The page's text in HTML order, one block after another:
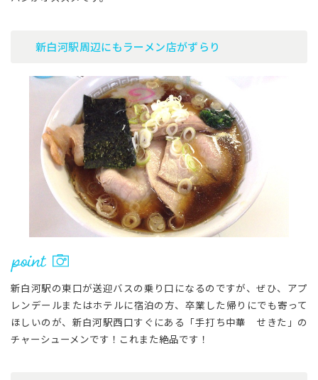
新白河駅周辺にもラーメン店がずらり
新白河駅の東口が送迎バスの乗り口になるのですが、ぜひ、アプ
レンデールまたはホテルに宿泊の方、卒業した帰りにでも寄って
ほしいのが、新白河駅西口すぐにある「手打ち中華 せきた」の
チャーシューメンです！これまた絶品です！